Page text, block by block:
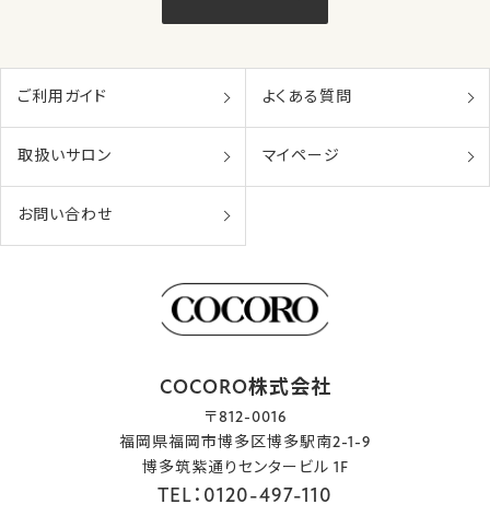
ご利用ガイド よくある質問
取扱いサロン マイページ
お問い合わせ
COCORO株式会社
〒812-0016
福岡県福岡市博多区博多駅南2-1-9
博多筑紫通りセンタービル 1F
TEL：0120-497-110